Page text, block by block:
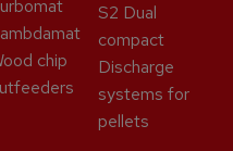
chip
S2 Dual
compact
Discharge
systems for
pellets